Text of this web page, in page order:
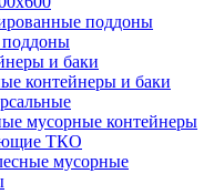
поддоны
и баки
контейнеры и баки
мусорные контейнеры
ТКО
мусорные